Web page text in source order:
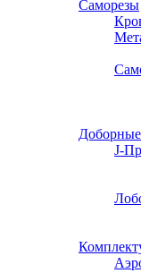
Саморезы
J-